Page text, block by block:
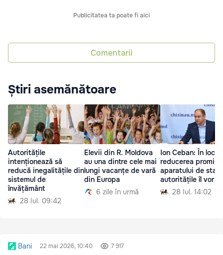
Publicitatea ta poate fi aici
Comentarii
Știri asemănătoare
Autoritățile
intenționează să
reducă inegalitățile din
sistemul de
învățământ
28 Iul. 09:42
Elevii din R. Moldova
au una dintre cele mai
lungi vacanțe de vară
din Europa
6 zile în urmă
Ion Ceban: În loc
reducerea
aparatului de stat,
autoritățile îl vor
28 Iul. 14:02
Bani 22 mai 2026, 10:40 7 917